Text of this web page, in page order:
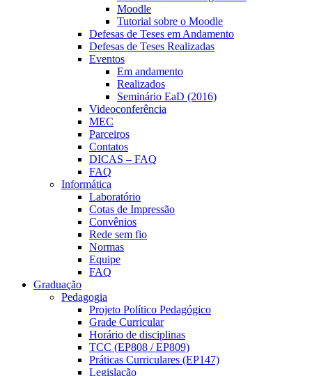
Moodle
Tutorial sobre o Moodle
Defesas de Teses em Andamento
Defesas de Teses Realizadas
Eventos
Em andamento
Realizados
Seminário EaD (2016)
Videoconferência
MEC
Parceiros
Contatos
DICAS – FAQ
FAQ
Informática
Laboratório
Cotas de Impressão
Convênios
Rede sem fio
Normas
Equipe
FAQ
Graduação
Pedagogia
Projeto Político Pedagógico
Grade Curricular
Horário de disciplinas
TCC (EP808 / EP809)
Práticas Curriculares (EP147)
Legislação